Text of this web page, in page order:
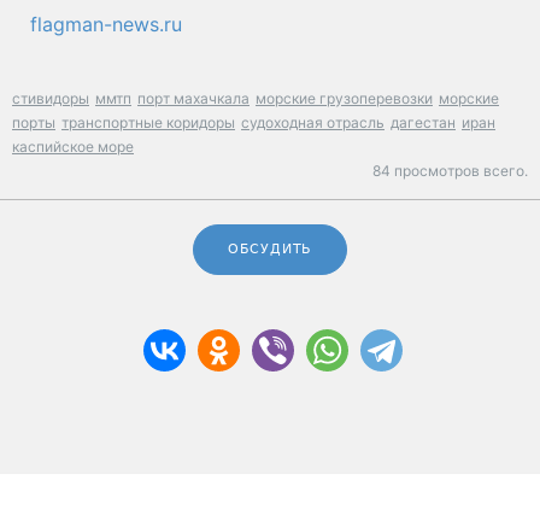
flagman-news.ru
стивидоры ммтп порт махачкала морские грузоперевозки морские
порты транспортные коридоры судоходная отрасль дагестан иран
каспийское море
84 просмотров всего.
ОБСУДИТЬ